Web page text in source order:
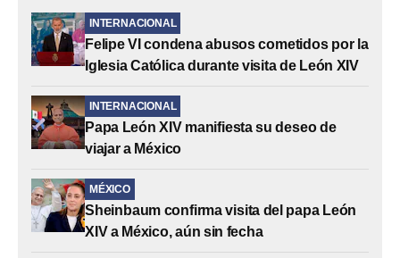
INTERNACIONAL
Felipe VI condena abusos cometidos por la
Iglesia Católica durante visita de León XIV
INTERNACIONAL
Papa León XIV manifiesta su deseo de
viajar a México
MÉXICO
Sheinbaum confirma visita del papa León
XIV a México, aún sin fecha